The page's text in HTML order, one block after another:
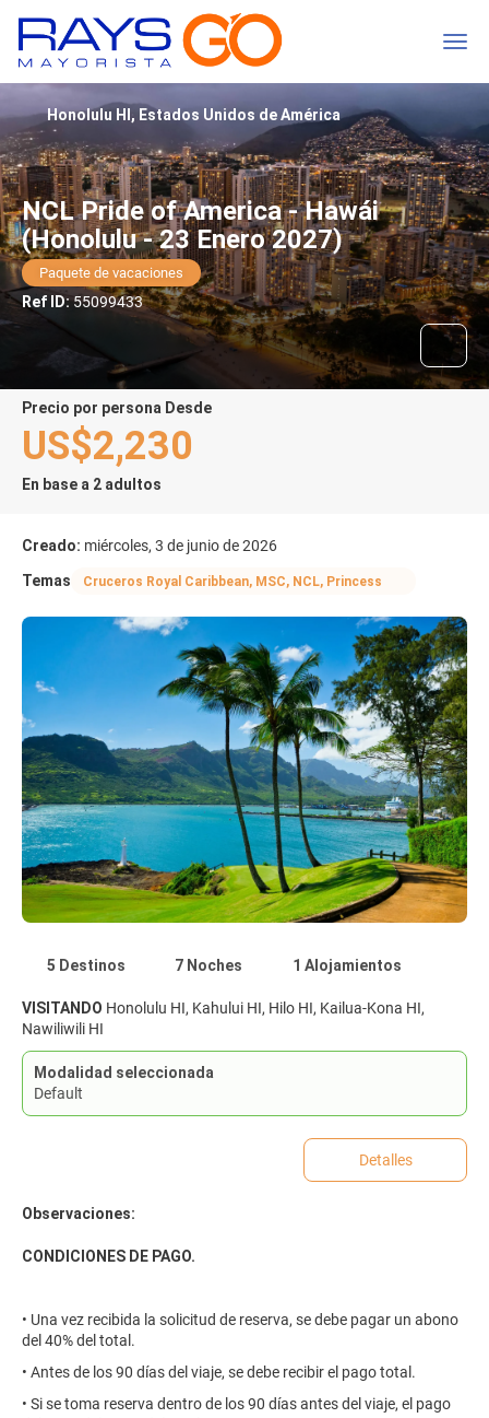
NCL Pride of America - Hawái
(Honolulu - 23 Enero 2027)
Paquete de vacaciones
Ref ID:55099433
Honolulu HI, Estados Unidos de América
precio por persona Desde
US$2,230
En base a 2 adultos
Creado: miércoles, 3 de junio de 2026
Temas
Cruceros Royal Caribbean, MSC, NCL, Princess
5 Destinos 7 Noches 1 Alojamientos
VISITANDO Honolulu HI, Kahului HI, Hilo HI, Kailua-Kona HI,
Nawiliwili HI
Modalidad seleccionada
Default
Detalles
Observaciones:
CONDICIONES DE PAGO.
• Una vez recibida la solicitud de reserva, se debe pagar un abono
del 40% del total.
• Antes de los 90 días del viaje, se debe recibir el pago total.
• Si se toma reserva dentro de los 90 días antes del viaje, el pago